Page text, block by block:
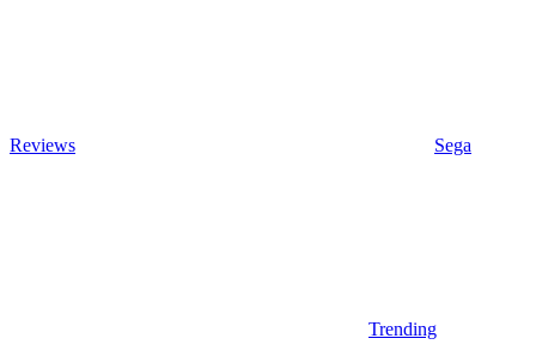
Reviews Sega
Trending